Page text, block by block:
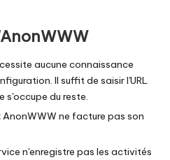
aucune connaissance
Il suffit de saisir l'URL
s'occupe du reste.
AnonWWW ne facture pas son
n'enregistre pas les activités